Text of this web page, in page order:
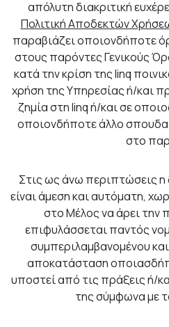
απόλυτη διακριτική
Πολιτική Αποδεκτών
παραβιάζει οποιονδήποτε
στους παρόντες Γενικούς
κατά την κρίση της linq
χρήση της Υπηρεσίας ή/και
ζημία στη linq ή/και σε
οποιονδήποτε άλλο
στο
Στις ως άνω περιπτώσεις
είναι άμεση και αυτόματη,
στο Μέλος να άρει την
επιφυλάσσεται παντός
συμπεριλαμβανομένου
αποκατάσταση
υποστεί από τις πράξεις ή/
της σύμφωνα με